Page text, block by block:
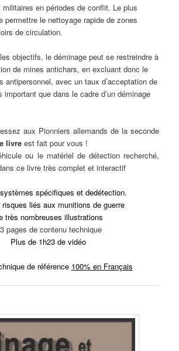
militaires en périodes de conflit. Le plus
permettre le nettoyage rapide de zones
de circulation.
objectifs, le déminage peut se restreindre à
de mines antichars, en excluant donc le
antipersonnel, avec un taux d’acceptation de
important que dans le cadre d’un déminage
aux Pionniers allemands de la seconde
livre est fait pour vous !
ou le matériel de détection recherché,
ce livre très complet et interactif
spécifiques et dedétection.
liés aux munitions de guerre
très nombreuses illustrations
pages de contenu technique
Plus de 1h23 de vidéo
de référence 100% en Français